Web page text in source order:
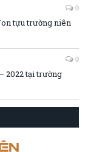
0
tựu trường niên
0
2022 tại trường